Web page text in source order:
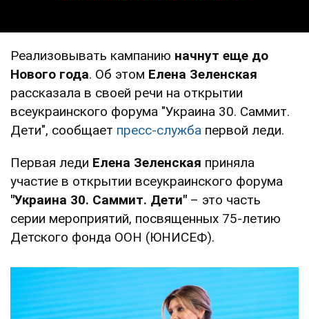
Реализовывать кампанию начнут еще до
Нового года. Об этом Елена Зеленская
рассказала в своей речи на открытии
всеукраинского форума "Украина 30. Саммит.
Дети", сообщает пресс-служба первой леди.
Первая леди Елена Зеленская приняла
участие в открытии всеукраинского форума
"Украина 30. Саммит. Дети" – это часть
серии мероприятий, посвященных 75-летию
Детского фонда ООН (ЮНИСЕФ).